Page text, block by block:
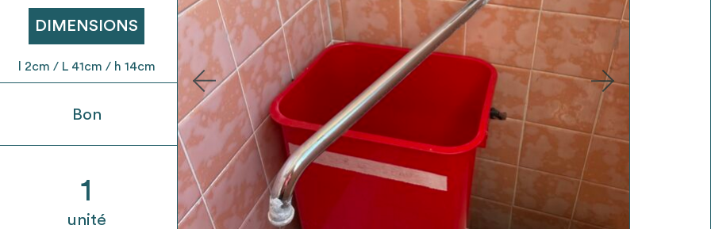
DIMENSIONS
l 2cm / L 41cm / h 14cm
Bon
1
unité